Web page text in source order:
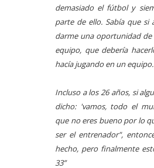
demasiado el fútbol y
parte de ello. Sabía que si
darme una oportunidad
equipo, que debería
hacía jugando en un equipo.
Incluso a los 26 años, si
dicho: 'vamos, todo el
que no eres bueno por lo
ser el entrenador",
hecho, pero finalmente
33”